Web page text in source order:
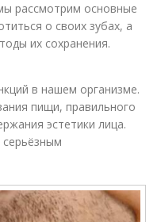
рассмотрим основные
о своих зубах, а
их сохранения.
в нашем организме.
пищи, правильного
эстетики лица.